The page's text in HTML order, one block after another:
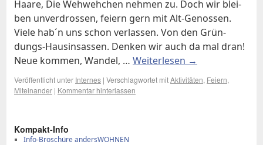
Haa­re, Die Weh­weh­chen neh­men zu. Doch wir blei­
ben un­ver­dros­sen, fei­ern gern mit Alt-Ge­­nos­­sen.
Vie­le hab´n uns schon ver­las­sen. Von den Grün­­
dungs-Haus­in­­sas­­sen. Den­ken wir auch da mal dran!
Neue kom­men, Wan­del, … Wei­ter­le­sen →
Veröffentlicht unter Internes | Verschlagwortet mitAktivitäten, Feiern,
Miteinander | Kommentar hinterlassen
Kom­pakt-In­fo
Info-Broschüre andersWOHNEN